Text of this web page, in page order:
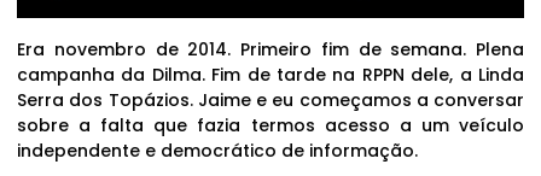
Era novembro de 2014. Primeiro fim de semana. Plena
campanha da Dilma. Fim de tarde na RPPN dele, a Linda
Serra dos Topázios. Jaime e eu começamos a conversar
sobre a falta que fazia termos acesso a um veículo
independente e democrático de informação.